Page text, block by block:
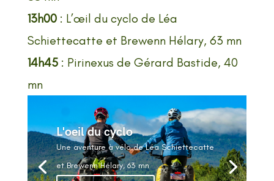
13h00: L’œil du cyclo de Léa
Schiettecatte et Brewenn Hélary, 63 mn
14h45: Pirinexus de Gérard Bastide, 40
mn
L'oeil du cyclo
Une aventure à vélo de Léa Schiettecatte
et Brewenn Hélary, 63 mn